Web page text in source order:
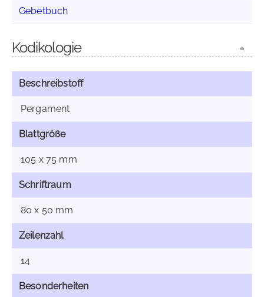
Gebetbuch
Kodikologie
Beschreibstoff
Pergament
Blattgröße
105 x 75 mm
Schriftraum
80 x 50 mm
Zeilenzahl
14
Besonderheiten